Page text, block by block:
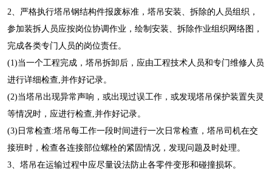
2、严格执行塔吊钢结构件报废标准，塔吊安装、拆除的人员组织，
参加装拆人员应按岗位协调作业，绘制安装、拆除作业组织网络图，
完成各类专门人员的岗位责任。
(1)当一个工程完成，塔吊拆卸后，应由工程技术人员和专门维修人员
进行详细检查,并作好记录。
(2)当塔吊出现异常声响，或出现过误工作，或发现塔吊保护装置失灵
等情况时，应进行检查,并作好记录。
(3)日常检查:塔吊每工作一段时间进行一次日常检查，塔吊司机在交
接班时，检查各连接部位螺栓的紧固情况，发现问题及时处理。
3、塔吊在运输过程中应尽量设法防止各零件变形和碰撞损坏。